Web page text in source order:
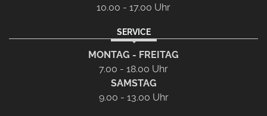
10.00 - 17.00 Uhr
SERVICE
MONTAG - FREITAG
7.00 - 18.00 Uhr
SAMSTAG
9.00 - 13.00 Uhr